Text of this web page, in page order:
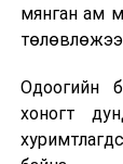
жишээнд
танилцах,
онол,
байна.
мянган ам
Одоогийн
хоногт